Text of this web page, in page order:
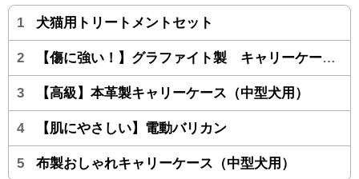
1 犬猫用トリートメントセット
2 【傷に強い！】グラファイト製 キャリーケース（中型犬用）
3 【高級】本革製キャリーケース（中型犬用）
4 【肌にやさしい】電動バリカン
5 布製おしゃれキャリーケース（中型犬用）